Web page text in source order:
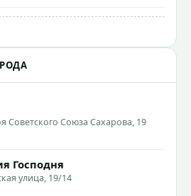
Советского Союза Сахарова, 19
Господня
улица, 19/14